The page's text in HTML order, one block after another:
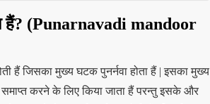
हैं? (Punarnavadi mandoor
हैं जिसका मुख्य घटक पुनर्नवा होता हैं | इसका मुख्य
करने के लिए किया जाता हैं परन्तु इसके और